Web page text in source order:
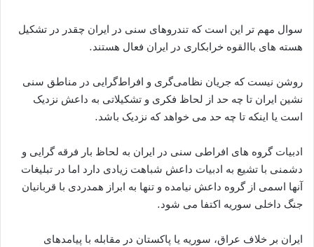
سوال مهم تر این است که تندروهای سنی در ایران چقدر در تشکیل
هسته های باالقوه خرابکاری در ایران فعال هستند.
روشن نیست که جریان نظامی‌گری و افراط‌گرایی در مناطق سنی
نشین ایران تا چه حد از لحاظ فکری و تشکیلاتی به داعش نزدیک
است یا اینکه تا چه حد می خواهد که نزدیک باشد.
ادبیات گروه های افراطی سنی در ایران به لحاظ بار فرقه گرایی و
دشمنی با تشیع به ادبیات داعش شباهت زیادی دارد اما در تبلیغات
آنها اسمی از گروه داعش نیامده و تنها به ابراز همدردی با قربانیان
جنگ داخلی سوریه اکتفا می شود.
ایران بر خلاف عراق، سوریه یا پاکستان در مقابله با پیامدهای